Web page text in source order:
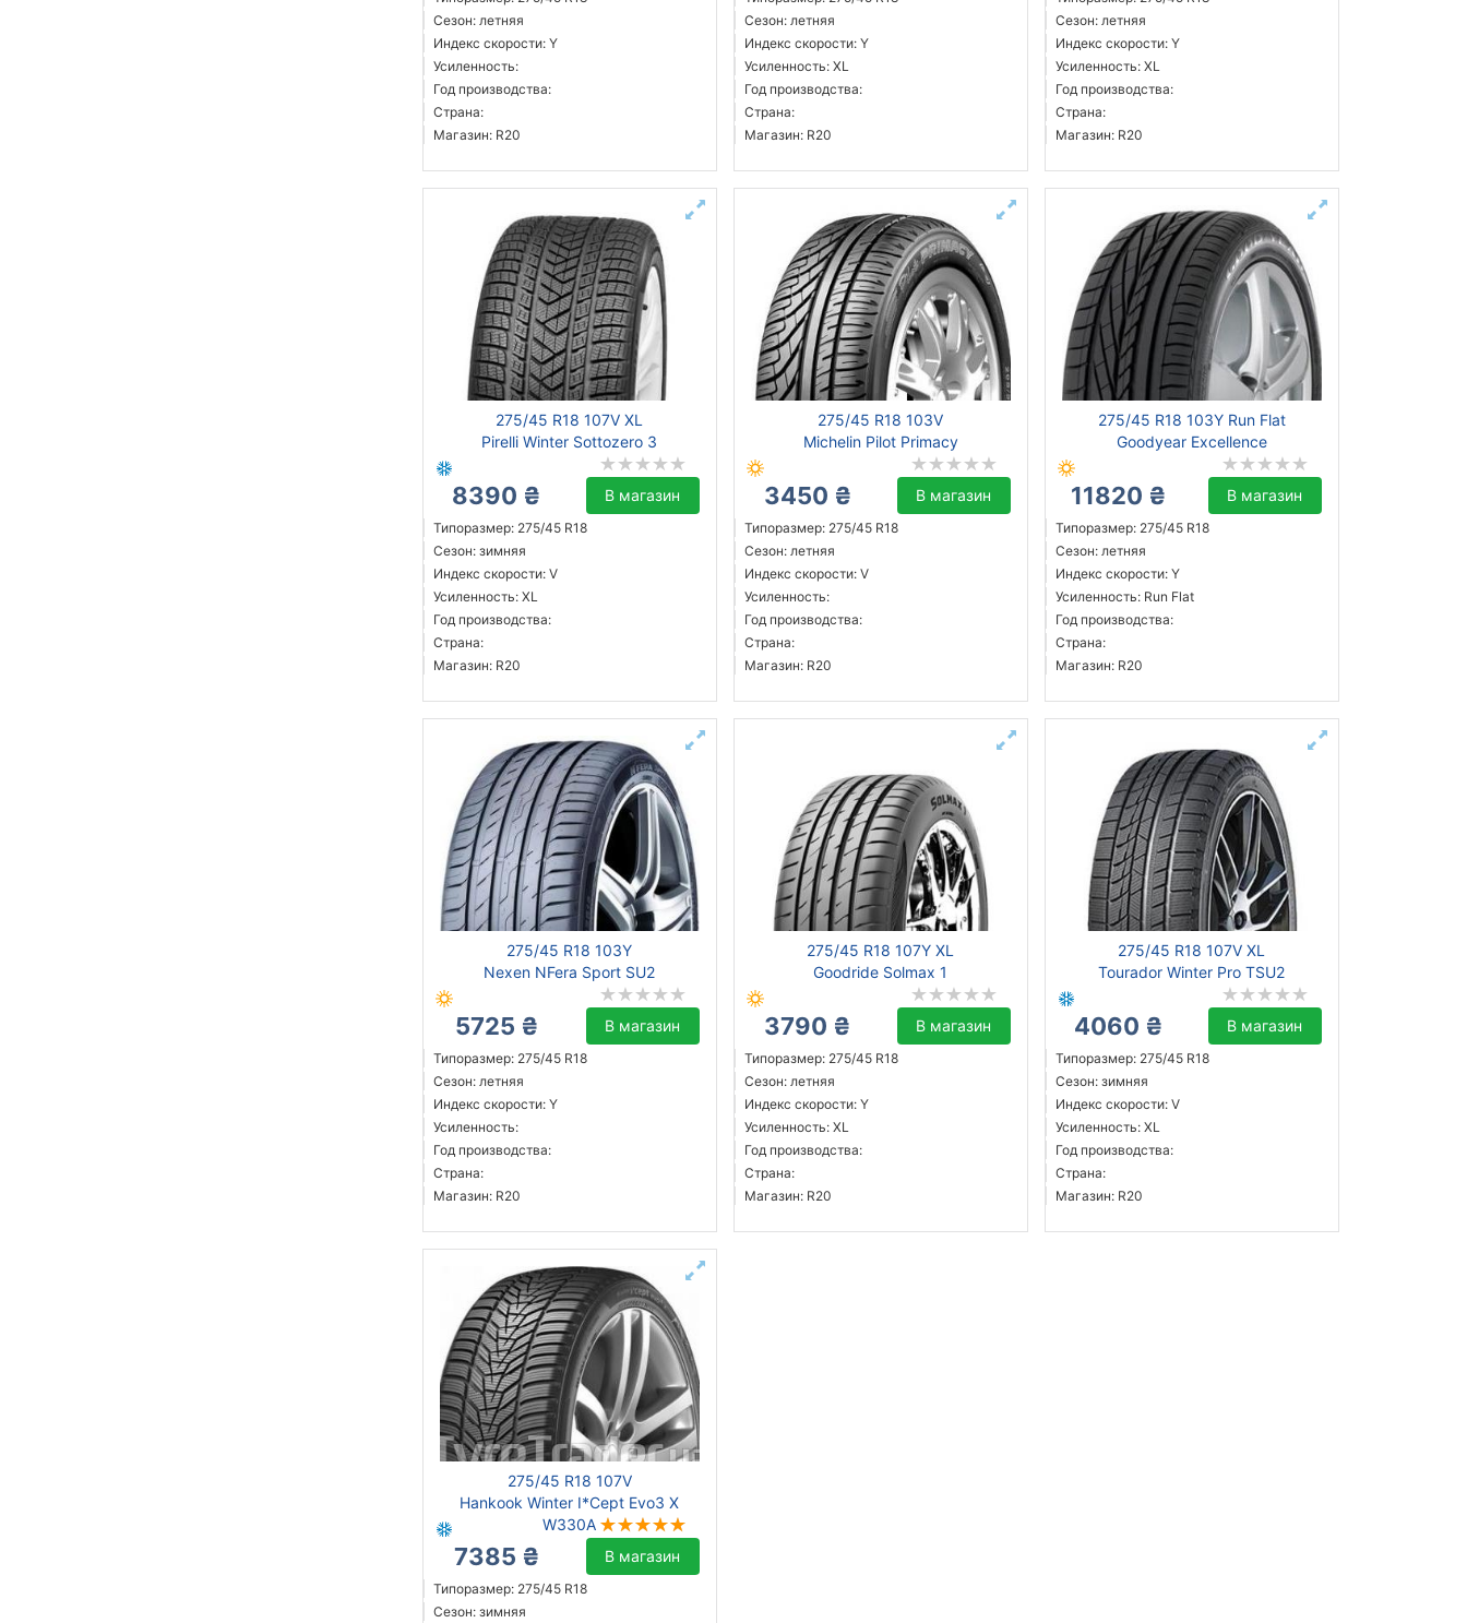
Сезон: летняя
Индекс скорости: Y
Усиленность:
Год производства:
Страна:
Магазин: R20
Сезон: летняя
Индекс скорости: Y
Усиленность: XL
Год производства:
Страна:
Магазин: R20
Сезон: летняя
Индекс скорости: Y
Усиленность: XL
Год производства:
Страна:
Магазин: R20
275/45 R18 107V XL
Pirelli Winter Sottozero 3
8390 ₴ В магазин
Типоразмер: 275/45 R18
Сезон: зимняя
Индекс скорости: V
Усиленность: XL
Год производства:
Страна:
Магазин: R20
275/45 R18 103V
Michelin Pilot Primacy
3450 ₴ В магазин
Типоразмер: 275/45 R18
Сезон: летняя
Индекс скорости: V
Усиленность:
Год производства:
Страна:
Магазин: R20
275/45 R18 103Y Run Flat
Goodyear Excellence
11820 ₴ В магазин
Типоразмер: 275/45 R18
Сезон: летняя
Индекс скорости: Y
Усиленность: Run Flat
Год производства:
Страна:
Магазин: R20
275/45 R18 103Y
Nexen NFera Sport SU2
5725 ₴ В магазин
Типоразмер: 275/45 R18
Сезон: летняя
Индекс скорости: Y
Усиленность:
Год производства:
Страна:
Магазин: R20
275/45 R18 107Y XL
Goodride Solmax 1
3790 ₴ В магазин
Типоразмер: 275/45 R18
Сезон: летняя
Индекс скорости: Y
Усиленность: XL
Год производства:
Страна:
Магазин: R20
275/45 R18 107V XL
Tourador Winter Pro TSU2
4060 ₴ В магазин
Типоразмер: 275/45 R18
Сезон: зимняя
Индекс скорости: V
Усиленность: XL
Год производства:
Страна:
Магазин: R20
275/45 R18 107V
Hankook Winter I*Cept Evo3 X
W330A
7385 ₴ В магазин
Типоразмер: 275/45 R18
Сезон: зимняя